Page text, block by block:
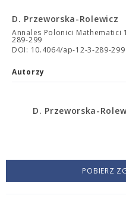
D. Przeworska-Rolewicz
Annales Polonici Mathematici
289-299
DOI: 10.4064/ap-12-3-289-299
Autorzy
D. Przeworska-
POBIERZ